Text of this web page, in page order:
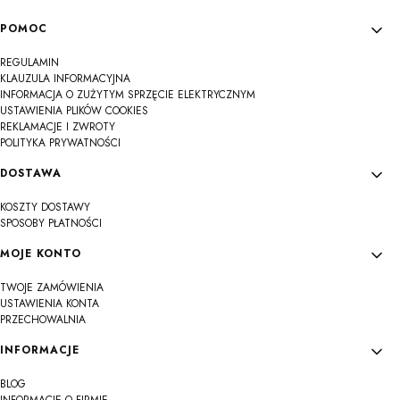
Linki w stopce
POMOC
REGULAMIN
KLAUZULA INFORMACYJNA
INFORMACJA O ZUŻYTYM SPRZĘCIE ELEKTRYCZNYM
USTAWIENIA PLIKÓW COOKIES
REKLAMACJE I ZWROTY
POLITYKA PRYWATNOŚCI
DOSTAWA
KOSZTY DOSTAWY
SPOSOBY PŁATNOŚCI
MOJE KONTO
TWOJE ZAMÓWIENIA
USTAWIENIA KONTA
PRZECHOWALNIA
INFORMACJE
BLOG